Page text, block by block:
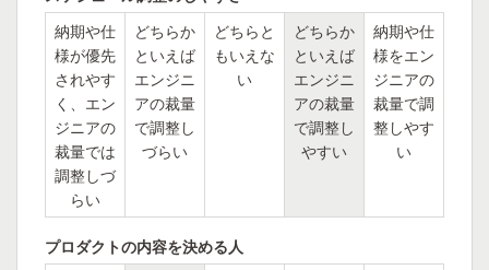
納期や仕
様が優先
されやす
く、エン
ジニアの
裁量では
調整しづ
らい
どちらか
といえば
エンジニ
アの裁量
で調整し
づらい
どちらと
もいえな
い
どちらか
といえば
エンジニ
アの裁量
で調整し
やすい
納期や仕
様をエン
ジニアの
裁量で調
整しやす
い
プロダクトの内容を決める人